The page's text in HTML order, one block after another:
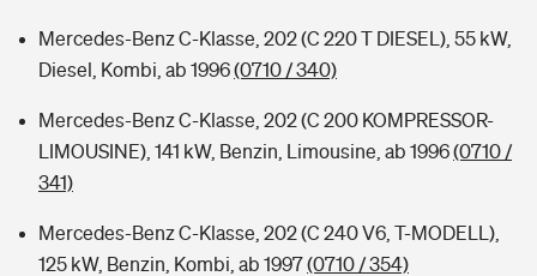
Mercedes-Benz C-Klasse, 202 (C 220 T DIESEL), 55 kW,
Diesel, Kombi, ab 1996(0710 / 340)
Mercedes-Benz C-Klasse, 202 (C 200 KOMPRESSOR-
LIMOUSINE), 141 kW, Benzin, Limousine, ab 1996(0710 /
341)
Mercedes-Benz C-Klasse, 202 (C 240 V6, T-MODELL),
125 kW, Benzin, Kombi, ab 1997(0710 / 354)